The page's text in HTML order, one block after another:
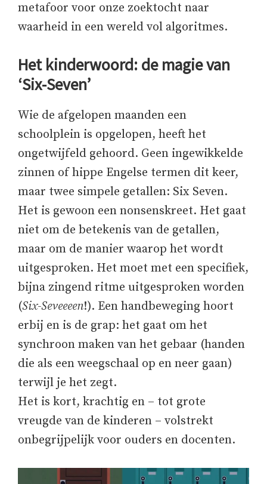
metafoor voor onze zoektocht naar
waarheid in een wereld vol algoritmes.
Het kinderwoord: de magie van
‘Six-Seven’
Wie de afgelopen maanden een
schoolplein is opgelopen, heeft het
ongetwijfeld gehoord. Geen ingewikkelde
zinnen of hippe Engelse termen dit keer,
maar twee simpele getallen: Six Seven.
Het is gewoon een nonsenskreet. Het gaat
niet om de betekenis van de getallen,
maar om de manier waarop het wordt
uitgesproken. Het moet met een specifiek,
bijna zingend ritme uitgesproken worden
(Six-Seveeeen!). Een handbeweging hoort
erbij en is de grap: het gaat om het
synchroon maken van het gebaar (handen
die als een weegschaal op en neer gaan)
terwijl je het zegt.
Het is kort, krachtig en – tot grote
vreugde van de kinderen – volstrekt
onbegrijpelijk voor ouders en docenten.